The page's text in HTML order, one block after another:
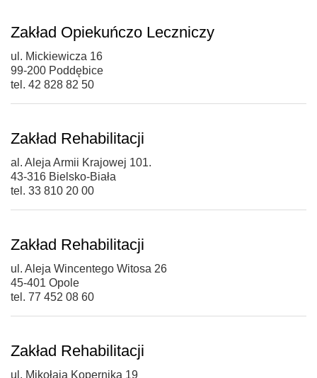
Zakład Opiekuńczo Leczniczy
ul. Mickiewicza 16
99-200 Poddębice
tel. 42 828 82 50
Zakład Rehabilitacji
al. Aleja Armii Krajowej 101.
43-316 Bielsko-Biała
tel. 33 810 20 00
Zakład Rehabilitacji
ul. Aleja Wincentego Witosa 26
45-401 Opole
tel. 77 452 08 60
Zakład Rehabilitacji
ul. Mikołaja Kopernika 19